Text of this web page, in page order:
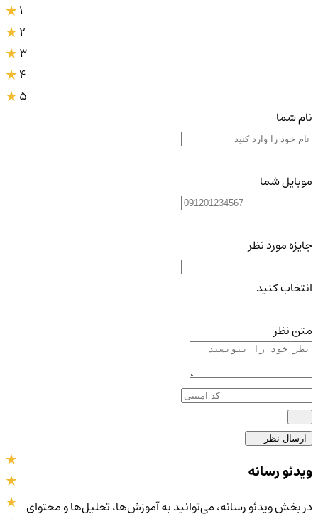
3
4
5
نام شما
موبایل شما
جایزه مورد نظر
انتخاب کنید
متن نظر
ارسال نظر
ویدئو رسانه
در بخش ویدئو رسانه، می‌توانید به آموزش‌ها، تحلیل‌ها و محتوای